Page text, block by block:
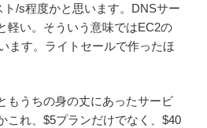
ト/s程度かと思います。DNSサー
軽い。そういう意味ではEC2の
ます。ライトセールで作ったほ
もうちの身の丈にあったサービ
これ、$5プランだけでなく、$40